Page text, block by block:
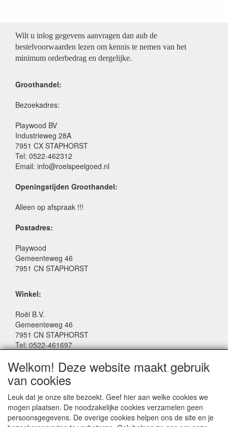
Wilt u inlog gegevens aanvragen dan aub de
bestelvoorwaarden lezen om kennis te nemen van het
minimum orderbedrag en dergelijke.
Groothandel:
Bezoekadres:
Playwood BV
Industrieweg 28A
7951 CX STAPHORST
Tel: 0522-462312
Email: info@roelspeelgoed.nl
Openingstijden Groothandel:
Alleen op afspraak !!!
Postadres:
Playwood
Gemeenteweg 46
7951 CN STAPHORST
Winkel:
Roël B.V.
Gemeenteweg 46
7951 CN STAPHORST
Tel: 0522-461697
Facebook: www.facebook.com/roelspeelgoed
Openingstijden Winkel:
Maandag t/m Vrijdag: 9:00 - 17:30
Zaterdag: 9:00 - 17:00
Welkom! Deze website maakt gebruik
van cookies
Leuk dat je onze site bezoekt. Geef hier aan welke cookies we
mogen plaatsen. De noodzakelijke cookies verzamelen geen
persoonsgegevens. De overige cookies helpen ons de site en je